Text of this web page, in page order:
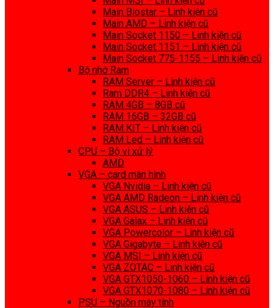
Main Biostar – Linh kiện cũ
Main AMD – Linh kiện cũ
Main Socket 1150 – Linh kiện cũ
Main Socket 1151 – Linh kiện cũ
Main Socket 775-1155 – Linh kiện cũ
Bộ nhớ Ram
RAM Server – Linh kiện cũ
Ram DDR4 – Linh kiện cũ
RAM 4GB – 8GB cũ
RAM 16GB – 32GB cũ
RAM KIT – Linh kiện cũ
RAM Led – Linh kiện cũ
CPU – Bộ vi xử lý
AMD
VGA – card màn hình
VGA Nvidia – Linh kiện cũ
VGA AMD Radeon – Linh kiện cũ
VGA ASUS – Linh kiện cũ
VGA Galax – Linh kiện cũ
VGA Powercolor – Linh kiện cũ
VGA Gigabyte – Linh kiện cũ
VGA MSI – Linh kiện cũ
VGA ZOTAC – Linh kiện cũ
VGA GTX1050-1060 – Linh kiện cũ
VGA GTX1070-1080 – Linh kiện cũ
PSU – Nguồn máy tính